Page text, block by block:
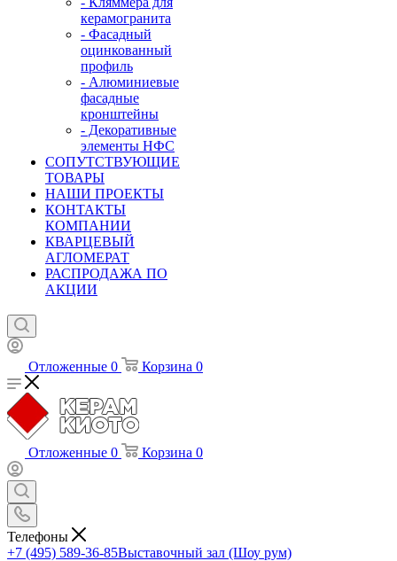
керамогранита
- Фасадный
оцинкованный
профиль
- Алюминиевые
фасадные
кронштейны
- Декоративные
элементы НФС
СОПУТСТВУЮЩИЕ
ТОВАРЫ
НАШИ ПРОЕКТЫ
КОНТАКТЫ
КОМПАНИИ
КВАРЦЕВЫЙ
АГЛОМЕРАТ
РАСПРОДАЖА ПО
АКЦИИ
Отложенные 0 Корзина 0
Отложенные 0 Корзина 0
Телефоны
+7 (495) 589-36-85Выставочный зал (Шоу рум)